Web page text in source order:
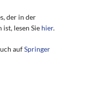
der in der
lesen Sie hier.
aufSpringer